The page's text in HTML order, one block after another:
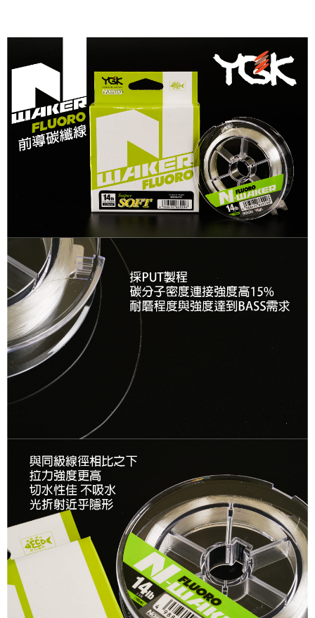
請求用戶進行身份認證。
５．嚴禁一人註冊多個帳號或使用他人資訊註冊。若發現惡意使用之情形，
恩沛科技股份有限公司將有權停止該用戶之使用額度並採取法律行動。
國家/地區配送(**下單前請私訊客服確認實際運費(運費另
計)，訂單才得以成立**)
查看運費